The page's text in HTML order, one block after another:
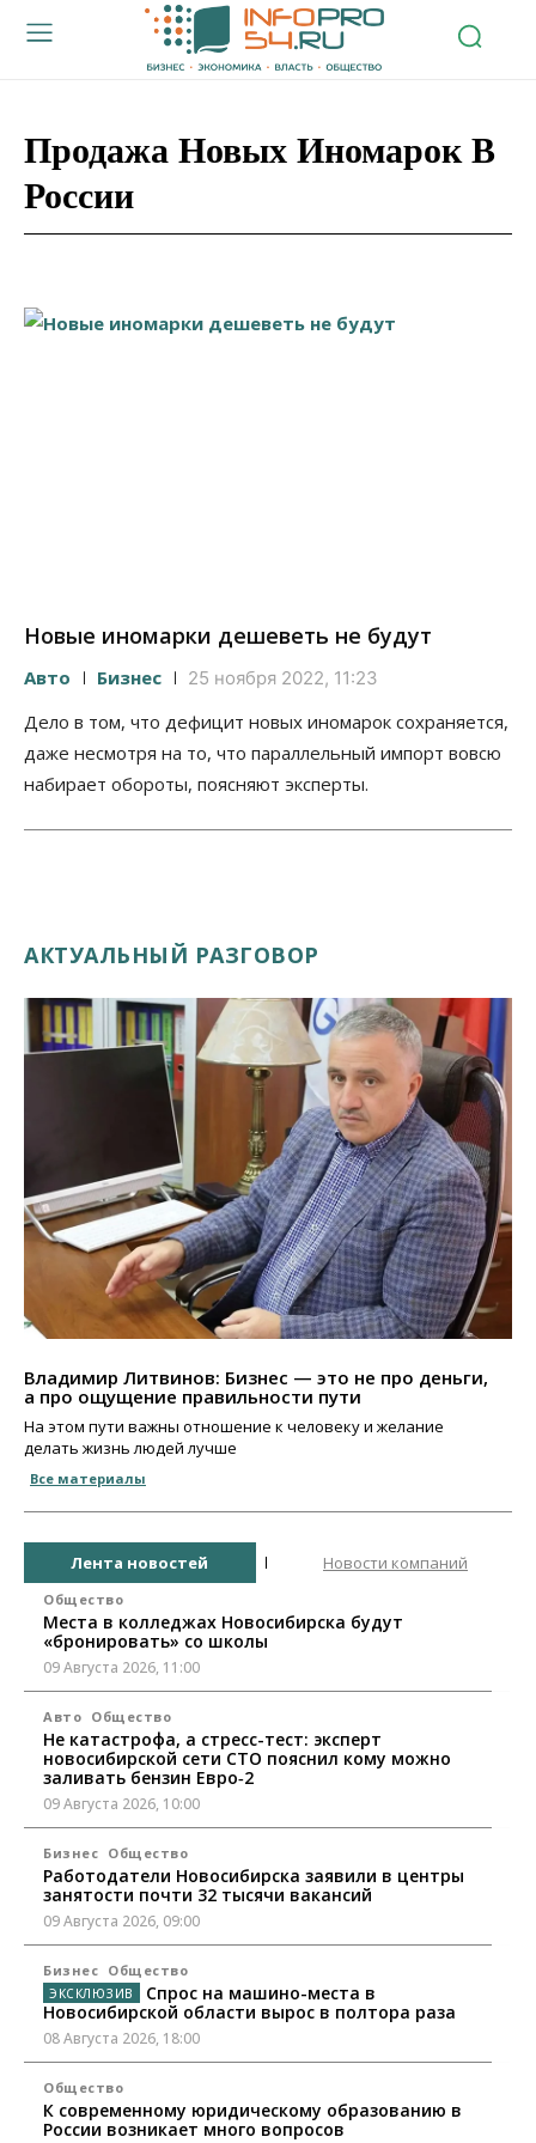
Продажа Новых Иномарок В
России
Новые иномарки дешеветь не будут
Авто Бизнес 25 ноября 2022, 11:23
Дело в том, что дефицит новых иномарок сохраняется,
даже несмотря на то, что параллельный импорт вовсю
набирает обороты, поясняют эксперты.
АКТУАЛЬНЫЙ РАЗГОВОР
Владимир Литвинов: Бизнес — это не про деньги,
а про ощущение правильности пути
На этом пути важны отношение к человеку и желание
делать жизнь людей лучше
Все материалы
Лента новостей Новости компаний
Общество
Места в колледжах Новосибирска будут
«бронировать» со школы
09 Августа 2026, 11:00
Авто Общество
Не катастрофа, а стресс-тест: эксперт
новосибирской сети СТО пояснил кому можно
заливать бензин Евро‑2
09 Августа 2026, 10:00
Бизнес Общество
Работодатели Новосибирска заявили в центры
занятости почти 32 тысячи вакансий
09 Августа 2026, 09:00
Бизнес Общество
Спрос на машино-места в
Новосибирской области вырос в полтора раза
08 Августа 2026, 18:00
Общество
К современному юридическому образованию в
России возникает много вопросов